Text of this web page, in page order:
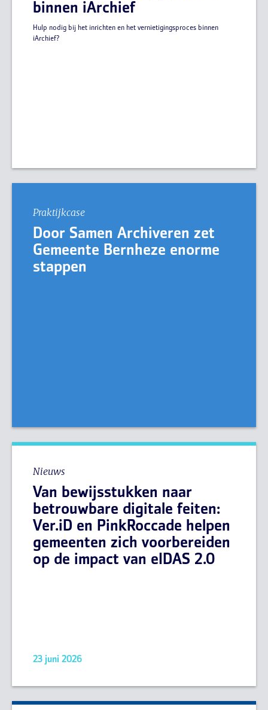
binnen iArchief
Hulp nodig bij het inrichten en het vernietigingsproces binnen
iArchief?
Praktijkcase
Door Samen Archiveren zet
Gemeente Bernheze enorme
stappen
Nieuws
Van bewijsstukken naar
betrouwbare digitale feiten:
Ver.iD en PinkRoccade helpen
gemeenten zich voorbereiden
op de impact van eIDAS 2.0
23 juni 2026